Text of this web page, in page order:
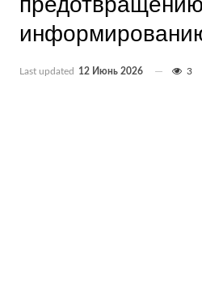
Last updated 12 Июнь 2026 3